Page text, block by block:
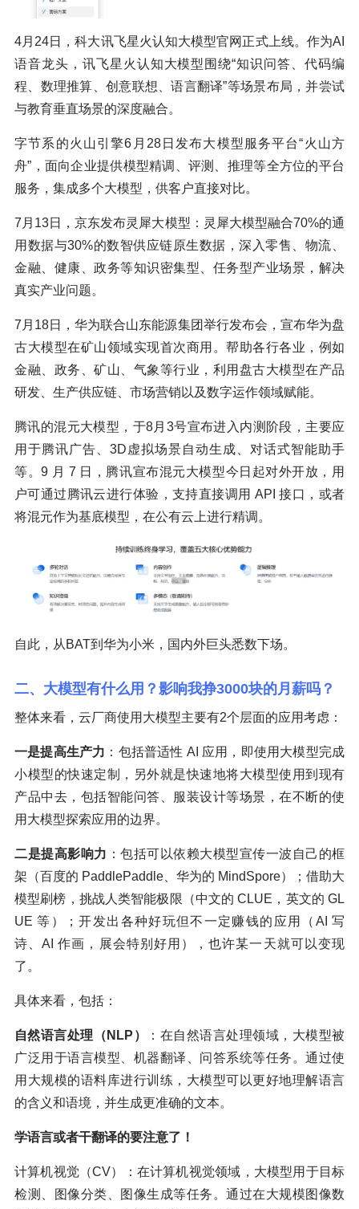
4月24日，科大讯飞星火认知大模型官网正式上线。作为AI
语音龙头，讯飞星火认知大模型围绕“知识问答、代码编
程、数理推算、创意联想、语言翻译”等场景布局，并尝试
与教育垂直场景的深度融合。
字节系的火山引擎6月28日发布大模型服务平台“火山方
舟”，面向企业提供模型精调、评测、推理等全方位的平台
服务，集成多个大模型，供客户直接对比。
7月13日，京东发布灵犀大模型：灵犀大模型融合70%的通
用数据与30%的数智供应链原生数据，深入零售、物流、
金融、健康、政务等知识密集型、任务型产业场景，解决
真实产业问题。
7月18日，华为联合山东能源集团举行发布会，宣布华为盘
古大模型在矿山领域实现首次商用。帮助各行各业，例如
金融、政务、矿山、气象等行业，利用盘古大模型在产品
研发、生产供应链、市场营销以及数字运作领域赋能。
腾讯的混元大模型，于8月3号宣布进入内测阶段，主要应
用于腾讯广告、3D虚拟场景自动生成、对话式智能助手
等。9 月 7 日，腾讯宣布混元大模型今日起对外开放，用
户可通过腾讯云进行体验，支持直接调用 API 接口，或者
将混元作为基底模型，在公有云上进行精调。
自此，从BAT到华为小米，国内外巨头悉数下场。
二、大模型有什么用？影响我挣3000块的月薪吗？
整体来看，云厂商使用大模型主要有2个层面的应用考虑：
一是提高生产力 ：包括普适性 AI 应用，即使用大模型完成
小模型的快速定制，另外就是快速地将大模型使用到现有
产品中去，包括智能问答、服装设计等场景，在不断的使
用大模型探索应用的边界。
二是提高影响力 ：包括可以依赖大模型宣传一波自己的框
架（百度的 PaddlePaddle、华为的 MindSpore）；借助大
模型刷榜，挑战人类智能极限（中文的 CLUE，英文的 GL
UE 等）；开发出各种好玩但不一定赚钱的应用（AI 写
诗、AI 作画，展会特别好用），也许某一天就可以变现
了。
具体来看，包括：
自然语言处理（NLP）
：在自然语言处理领域，大模型被
广泛用于语言模型、机器翻译、问答系统等任务。通过使
用大规模的语料库进行训练，大模型可以更好地理解语言
的含义和语境，并生成更准确的文本。
学语言或者干翻译的要注意了！
计算机视觉（CV）：在计算机视觉领域，大模型用于目标
检测、图像分类、图像生成等任务。通过在大规模图像数